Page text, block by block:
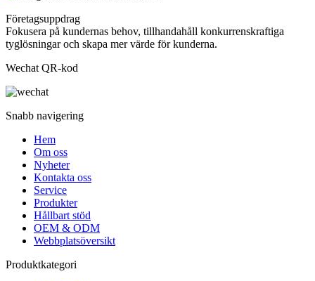
Företagsuppdrag
Fokusera på kundernas behov, tillhandahåll konkurrenskraftiga
tyglösningar och skapa mer värde för kunderna.
Wechat QR-kod
Snabb navigering
Hem
Om oss
Nyheter
Kontakta oss
Service
Produkter
Hållbart stöd
OEM & ODM
Webbplatsöversikt
Produktkategori